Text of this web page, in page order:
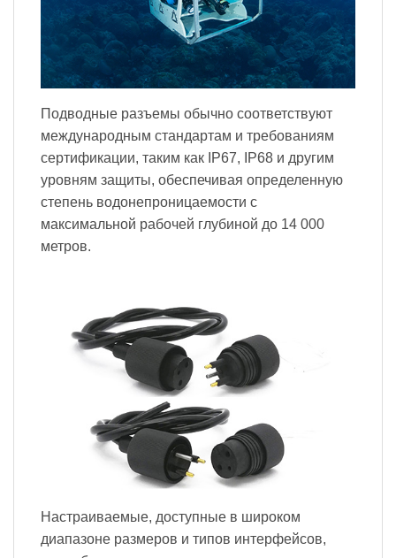
Подводные разъемы обычно соответствуют
международным стандартам и требованиям
сертификации, таким как IP67, IP68 и другим
уровням защиты, обеспечивая определенную
степень водонепроницаемости с
максимальной рабочей глубиной до 14 000
метров.
Настраиваемые, доступные в широком
диапазоне размеров и типов интерфейсов,